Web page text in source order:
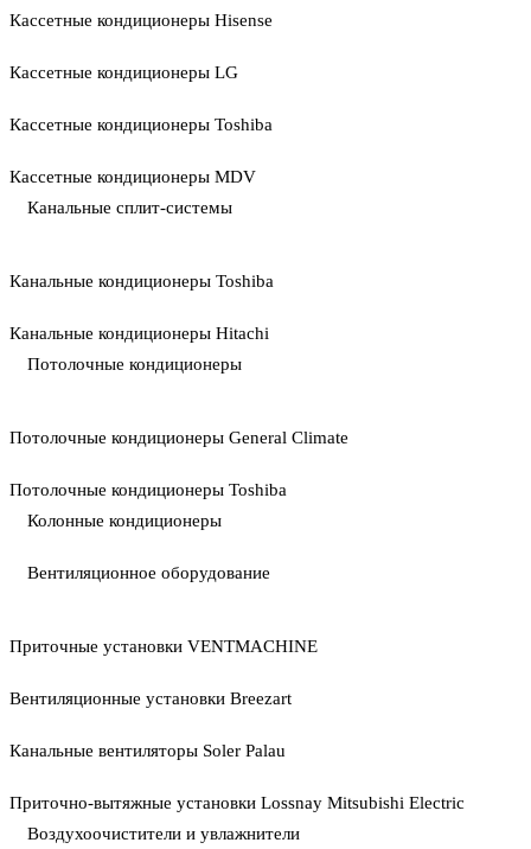
Кассетные кондиционеры Hisense
Кассетные кондиционеры LG
Кассетные кондиционеры Toshiba
Кассетные кондиционеры MDV
Канальные сплит-системы
Канальные кондиционеры Toshiba
Канальные кондиционеры Hitachi
Потолочные кондиционеры
Потолочные кондиционеры General Climate
Потолочные кондиционеры Toshiba
Колонные кондиционеры
Вентиляционное оборудование
Приточные установки VENTMACHINE
Вентиляционные установки Breezart
Канальные вентиляторы Soler Palau
Приточно-вытяжные установки Lossnay Mitsubishi Electric
Воздухоочистители и увлажнители